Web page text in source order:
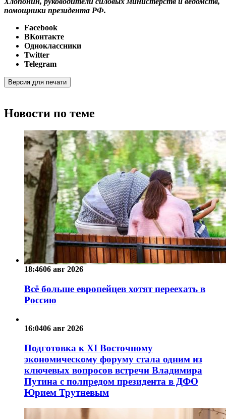
помощники президента РФ.
Facebook
ВКонтакте
Одноклассники
Twitter
Telegram
Версия для печати
Новости по теме
18:4606 авг 2026
Всё больше европейцев хотят переехать в
Россию
16:0406 авг 2026
Подготовка к XI Восточному
экономическому форуму стала одним из
ключевых вопросов встречи Владимира
Путина с полпредом президента в ДФО
Юрием Трутневым